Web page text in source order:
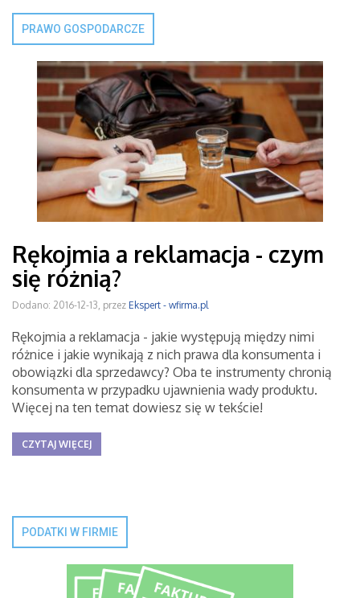
PRAWO GOSPODARCZE
Rękojmia a reklamacja - czym
się różnią?
Dodano: 2016-12-13, przez Ekspert - wfirma.pl
Rękojmia a reklamacja - jakie występują między nimi
różnice i jakie wynikają z nich prawa dla konsumenta i
obowiązki dla sprzedawcy? Oba te instrumenty chronią
konsumenta w przypadku ujawnienia wady produktu.
Więcej na ten temat dowiesz się w tekście!
CZYTAJ WIĘCEJ
PODATKI W FIRMIE